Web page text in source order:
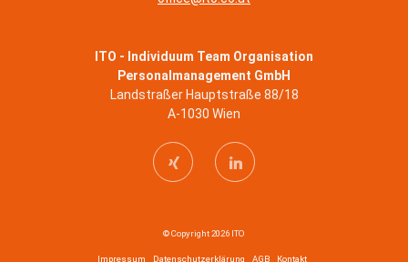
ITO - Individuum Team Organisation
Personalmanagement GmbH
Landstraßer Hauptstraße 88/18
A-1030 Wien
© Copyright 2026 ITO
Impressum Datenschutzerklärung AGB Kontakt